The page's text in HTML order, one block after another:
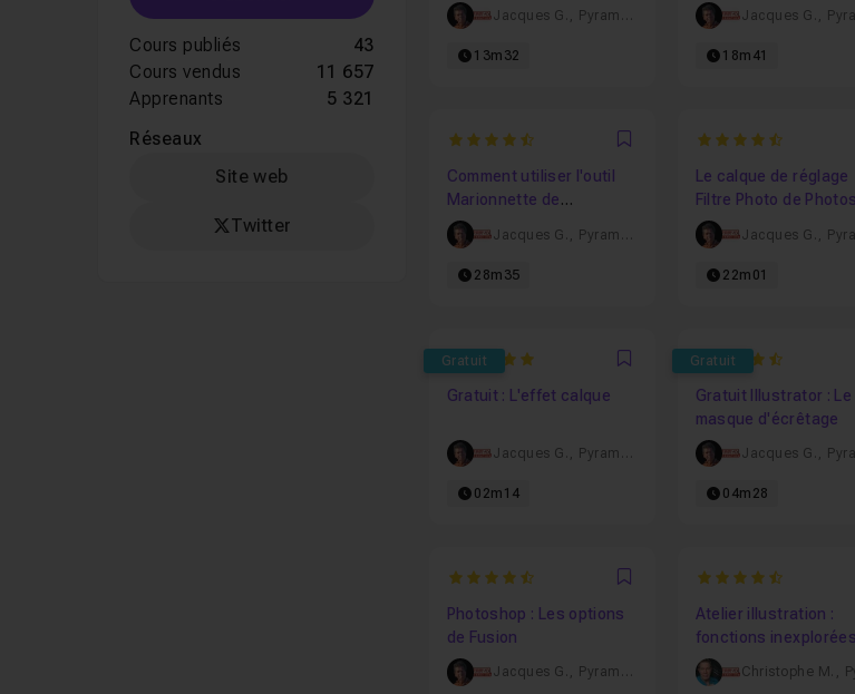
Cours publiés
43
Cours vendus
11 657
Apprenants
5 321
Réseaux
Site web
Twitter
Jacques G. , Pyramyd
13m32
Jacques G. ,
18m41
4.5 Favori
Comment utiliser l'outil
Marionnette de
Photoshop ?
Jacques G.
28m35
4.6666666666667
Le calque de réglage
Filtre Photo de
Jacques G.
22m01
Gratuit
5 Favori
Gratuit : L'effet calque
Jacques G. , Pyramyd
02m14
Gratuit
4.5454545454545
Gratuit Illustrator : Le
masque d'écrêtage
Jacques G. ,
04m28
4.8888888888889 Favori
Photoshop : Les options
de Fusion
Jacques G. , Pyramyd
4.6666666666667
Atelier illustration :
fonctions inexplorées
d'Illustrator
Christophe M. ,